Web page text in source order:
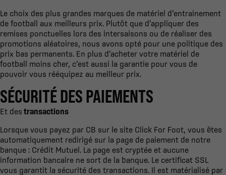
Le choix des plus grandes marques de matériel d’entrainement
de football aux meilleurs prix. Plutôt que d’appliquer des
remises ponctuelles lors des intersaisons ou de réaliser des
promotions aléatoires, nous avons opté pour une politique des
prix bas permanents. En plus d’acheter votre matériel de
football moins cher, c’est aussi la garantie pour vous de
pouvoir vous rééquipez au meilleur prix.
SÉCURITÉ DES PAIEMENTS
Et des transactions
Lorsque vous payez par CB sur le site Click For Foot, vous êtes
automatiquement redirigé sur la page de paiement de notre
banque : Crédit Mutuel. La page est cryptée et aucune
information bancaire ne sort de la banque. Le certificat SSL
vous garantit la sécurité des transactions. Il est matérialisé par